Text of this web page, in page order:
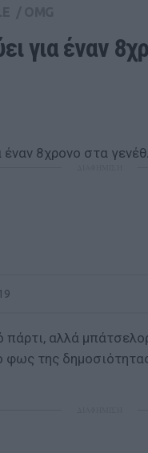
για έναν
πάρτι, αλλά
φως της